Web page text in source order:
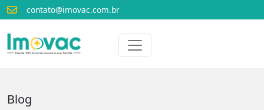
contato@imovac.com.br
Voltar para o início
Blog